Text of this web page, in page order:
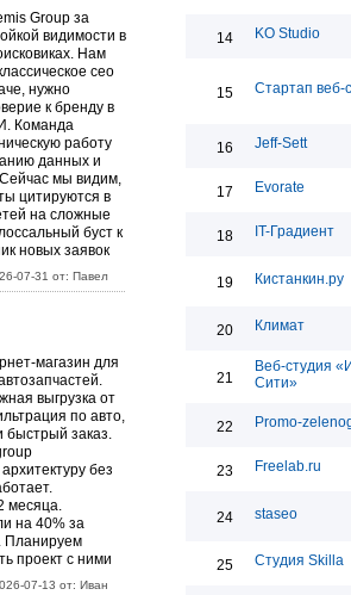
Group за
видимости в
Нам
сео
нужно
к бренду в
Команда
работу
данных и
мы видим,
цитируются в
на сложные
буст к
новых заявок
07-31 от: Павел
магазин для
выгрузка от
по авто,
быстрый заказ.
без
месяца.
на 40% за
Планируем
проект с ними
07-13 от: Иван
14 KO Studio
15 Стартап веб-
16 Jeff-Sett
17 Evorate
18 IT-Градиент
19 Кистанкин.ру
20 Климат
21
Веб-студия
Сити»
22 Promo-
23 Freelab.ru
24 staseo
25 Студия Skilla